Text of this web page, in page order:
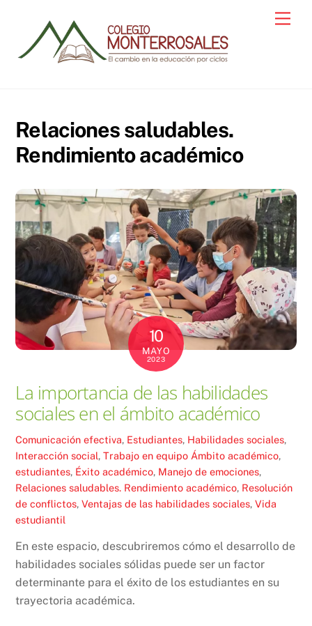
content
Relaciones saludables.
Rendimiento académico
10
MAYO
2023
La importancia de las habilidades
sociales en el ámbito académico
Comunicación efectiva, Estudiantes, Habilidades sociales,
Interacción social,Trabajo en equipo Ámbito académico,
estudiantes, Éxito académico, Manejo de emociones,
Relaciones saludables. Rendimiento académico, Resolución
de conflictos,Ventajas de las habilidades sociales,Vida
estudiantil
En este espacio, descubriremos cómo el desarrollo de
habilidades sociales sólidas puede ser un factor
determinante para el éxito de los estudiantes en su
trayectoria académica.